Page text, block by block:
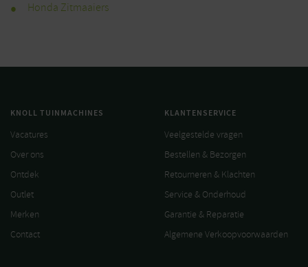
Honda Zitmaaiers
KNOLL TUINMACHINES
Vacatures
Over ons
Ontdek
Outlet
Merken
Contact
KLANTENSERVICE
Veelgestelde vragen
Bestellen & Bezorgen
Retourneren & Klachten
Service & Onderhoud
Garantie & Reparatie
Algemene Verkoopvoorwaarden